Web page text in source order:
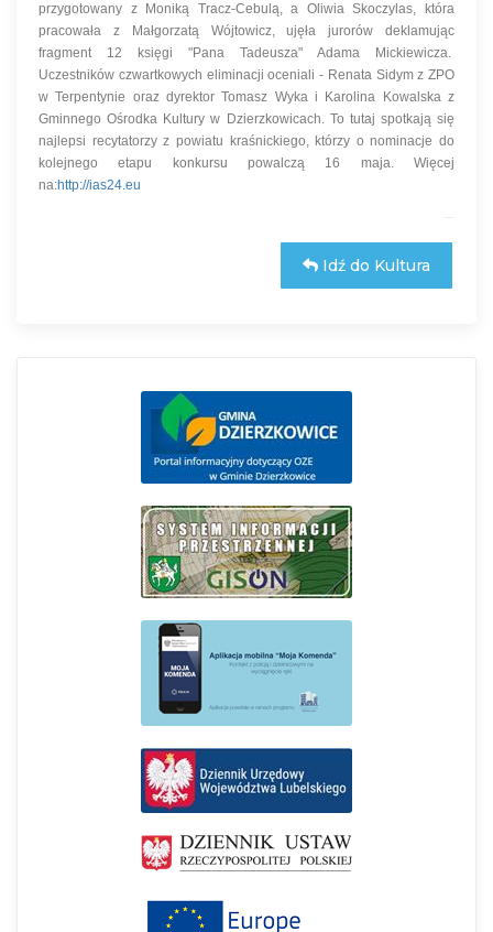
przygotowany z Moniką Tracz-Cebulą, a Oliwia Skoczylas, która
pracowała z Małgorzatą Wójtowicz, ujęła jurorów deklamując
fragment 12 księgi "Pana Tadeusza" Adama Mickiewicza.
Uczestników czwartkowych eliminacji oceniali - Renata Sidym z ZPO
w Terpentynie oraz dyrektor Tomasz Wyka i Karolina Kowalska z
Gminnego Ośrodka Kultury w Dzierzkowicach. To tutaj spotkają się
najlepsi recytatorzy z powiatu kraśnickiego, którzy o nominacje do
kolejnego etapu konkursu powalczą 16 maja. Więcej
na:http://ias24.eu
Idź do Kultura